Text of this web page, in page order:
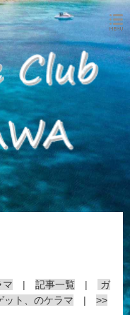
マ | 記事一覧 |
ガ
ット、のケラマ | >>